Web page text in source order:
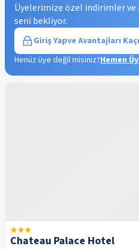
Üyelerimize özel indirimler ve
seni bekliyor.
Giriş Yapve Avantajları
Henüz üye değil misiniz?Hemen
Chateau Palace Hotel